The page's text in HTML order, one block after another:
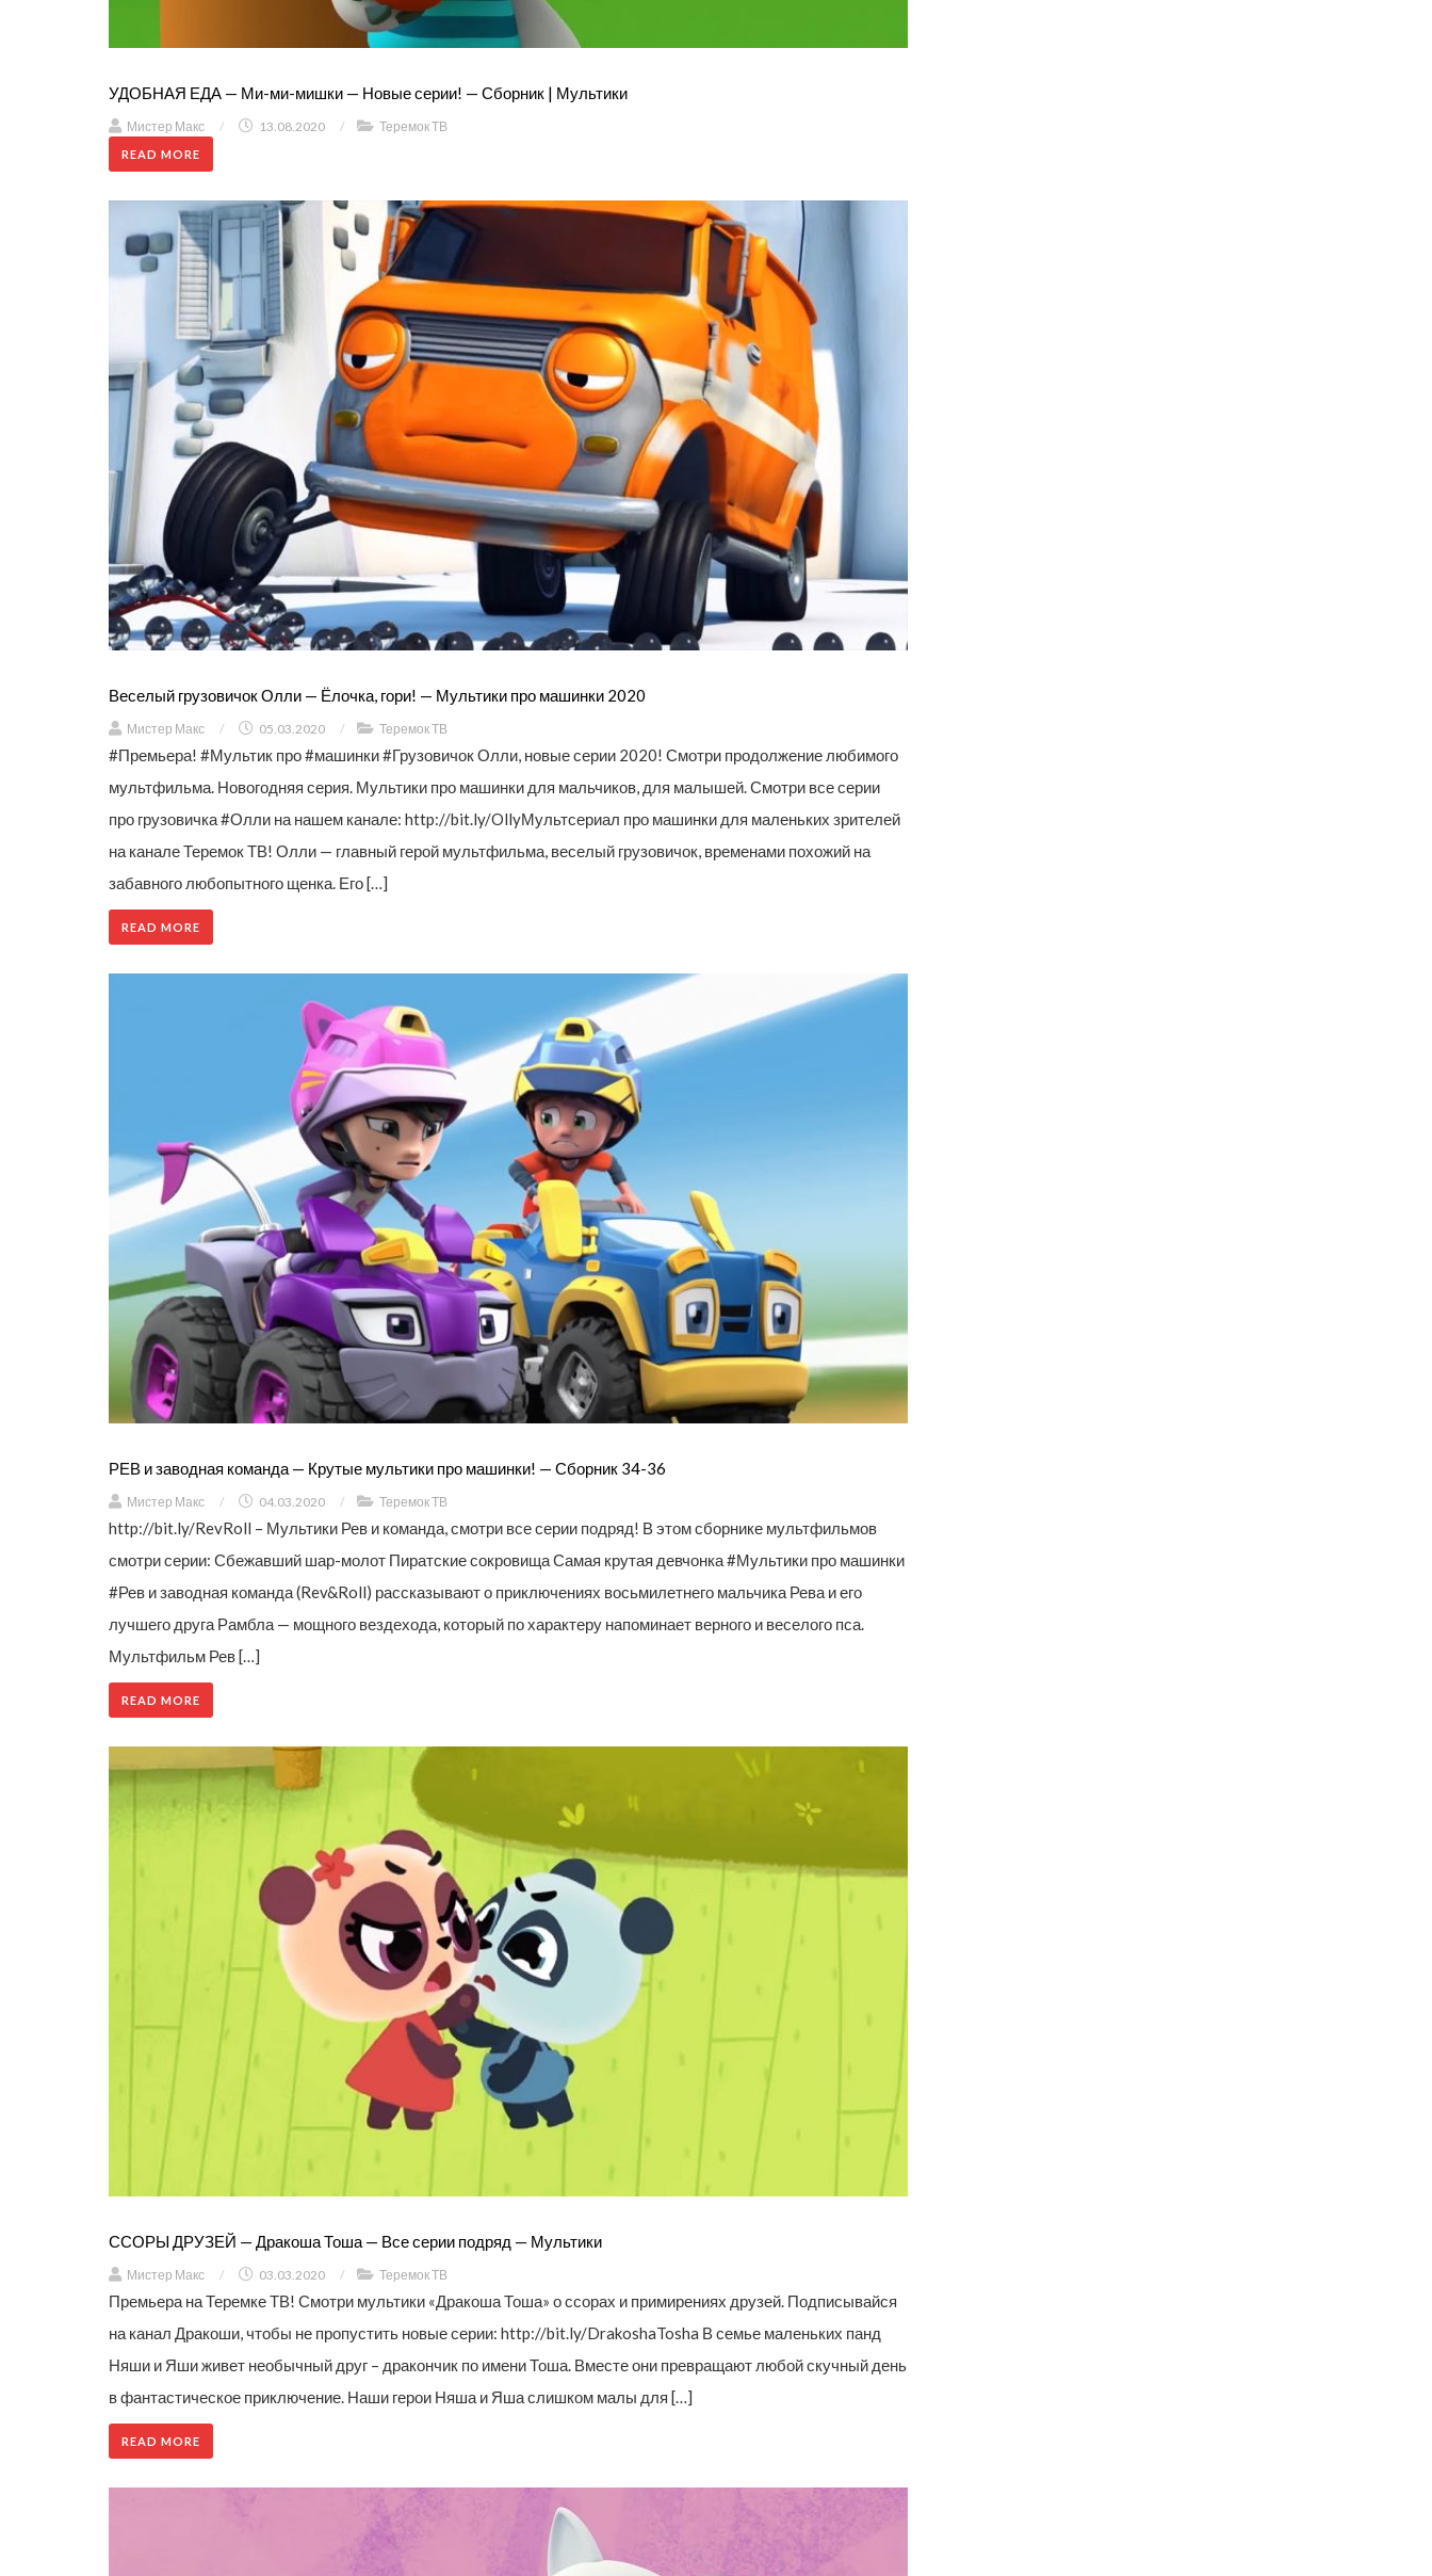
УДОБНАЯ ЕДА — Ми-ми-мишки — Новые серии! — Сборник | Мультики
Мистер Макс / 13.08.2020 / Теремок ТВ
READ MORE
Веселый грузовичок Олли — Ёлочка, гори! — Мультики про машинки 2020
Мистер Макс / 05.03.2020 / Теремок ТВ
#Премьера! #Мультик про #машинки #Грузовичок Олли, новые серии 2020! Смотри продолжение любимого
мультфильма. Новогодняя серия. Мультики про машинки для мальчиков, для малышей. Смотри все серии
про грузовичка #Олли на нашем канале: http://bit.ly/OllyМультсериал про машинки для маленьких зрителей
на канале Теремок ТВ! Олли — главный герой мультфильма, веселый грузовичок, временами похожий на
забавного любопытного щенка. Его […]
READ MORE
РЕВ и заводная команда — Крутые мультики про машинки! — Сборник 34-36
Мистер Макс / 04.03.2020 / Теремок ТВ
http://bit.ly/RevRoll – Мультики Рев и команда, смотри все серии подряд! В этом сборнике мультфильмов
смотри серии: Сбежавший шар-молот Пиратские сокровища Самая крутая девчонка #Мультики про машинки
#Рев и заводная команда (Rev&Roll) рассказывают о приключениях восьмилетнего мальчика Рева и его
лучшего друга Рамбла — мощного вездехода, который по характеру напоминает верного и веселого пса.
Мультфильм Рев […]
READ MORE
ССОРЫ ДРУЗЕЙ — Дракоша Тоша — Все серии подряд — Мультики
Мистер Макс / 03.03.2020 / Теремок ТВ
Премьера на Теремке ТВ! Смотри мультики «Дракоша Тоша» о ссорах и примирениях друзей. Подписывайся
на канал Дракоши, чтобы не пропустить новые серии: http://bit.ly/DrakoshaTosha В семье маленьких панд
Няши и Яши живет необычный друг – дракончик по имени Тоша. Вместе они превращают любой скучный день
в фантастическое приключение. Наши герои Няша и Яша слишком малы для […]
READ MORE